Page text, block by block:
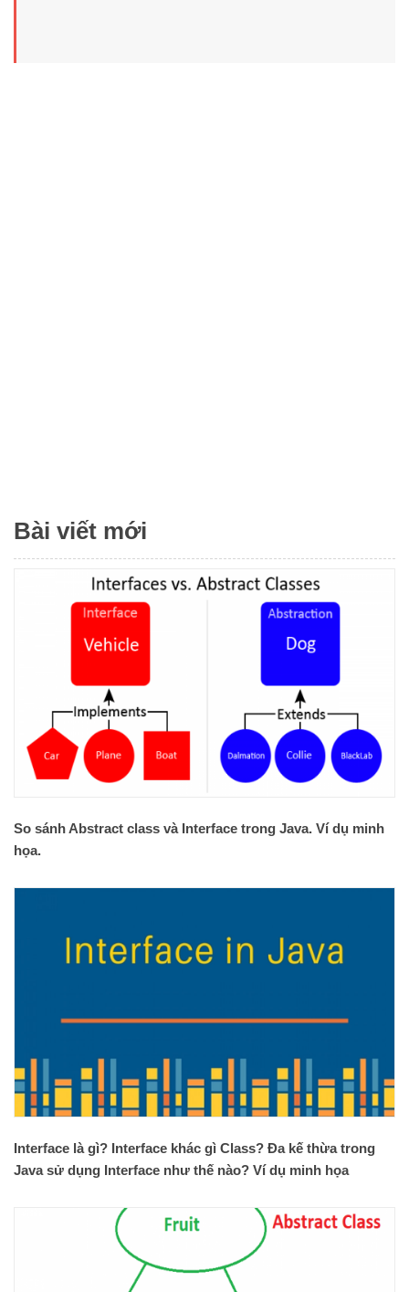
Bài viết mới
So sánh Abstract class và Interface trong Java. Ví dụ minh
họa.
Interface là gì? Interface khác gì Class? Đa kế thừa trong
Java sử dụng Interface như thế nào? Ví dụ minh họa